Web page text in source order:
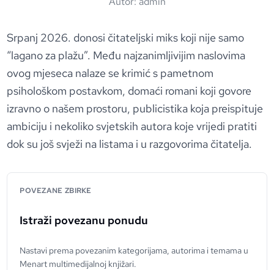
Srpanj 2026. donosi čitateljski miks koji nije samo
“lagano za plažu”. Među najzanimljivijim naslovima
ovog mjeseca nalaze se krimić s pametnom
psihološkom postavkom, domaći romani koji govore
izravno o našem prostoru, publicistika koja preispituje
ambiciju i nekoliko svjetskih autora koje vrijedi pratiti
dok su još svježi na listama i u razgovorima čitatelja.
POVEZANE ZBIRKE
Istraži povezanu ponudu
Nastavi prema povezanim kategorijama, autorima i temama u
Menart multimedijalnoj knjižari.